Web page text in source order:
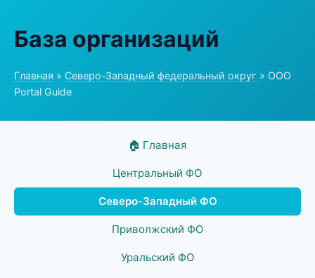
База организаций
Главная » Северо-Западный федеральный округ » ООО
Portal Guide
🏠 Главная
Центральный ФО
Северо-Западный ФО
Приволжский ФО
Уральский ФО